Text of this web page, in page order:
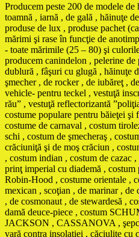
Producem peste 200 de modele
toamnă , iarnă , de gală , hăinuţe
produse de lux , produse pachet
mărimi şi rase în funcţie de
- toate mărimile (25 – 80) şi
producem canindelon , pelerine de
dublură , fâşuri cu glugă , hăinuţe
şmecher , de rocker , de iubăreţ ,
vehicle- pentru teckel , vestuţă
rău” , vestuţă reflectorizantă
costume populare pentru băieţei şi
costume de carnaval , costum
schi , costum de şmecheraş ,
crăciuniţă şi de moş crăciun ,
, costum indian , costum de cazac
prinţ imperial cu diademă , costum
Robin-Hood , costume orientale ,
mexican , scoţian , de marinar , de
, de cosmonaut , de stewardesă ,
damă deuce-piece , costum
JACKSON , CASSANOVA ,
vară contra insolaţiei , căciuliţe cu